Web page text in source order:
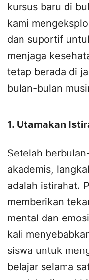
kursus baru di
kami
dan suportif
menjaga
tetap berada di
bulan-bulan
1. Utamakan
Setelah
akademis,
adalah istirahat.
memberikan
mental dan
kali
siswa untuk
belajar selama